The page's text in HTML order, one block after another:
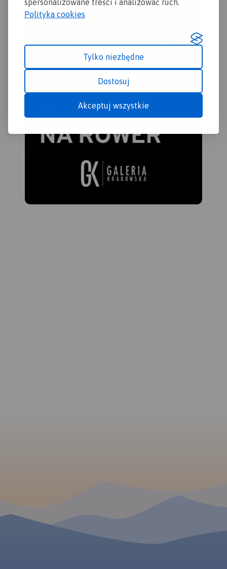
spersonalizowane treści i analizować ruch.
Polityka cookies
Tylko niezbędne
Dostosuj
Akceptuj wszystkie